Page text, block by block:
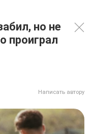
но не
проиграл
Написать автору